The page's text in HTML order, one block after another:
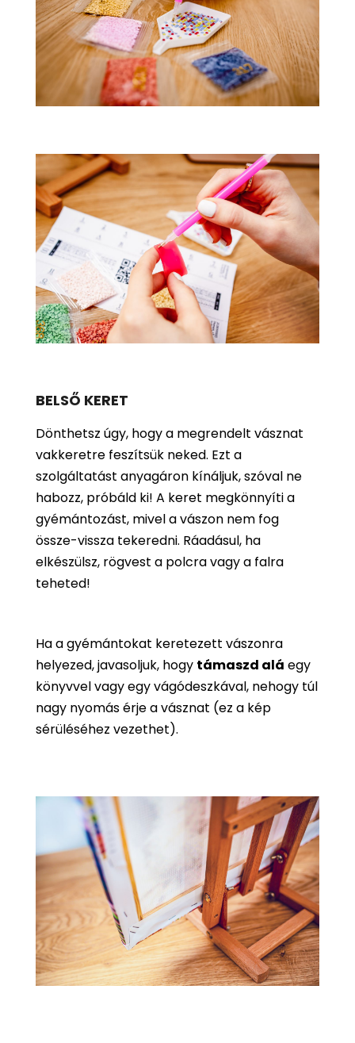
BELSŐ KERET
Dönthetsz úgy, hogy a megrendelt vásznat
vakkeretre feszítsük neked. Ezt a
szolgáltatást anyagáron kínáljuk, szóval ne
habozz, próbáld ki! A keret megkönnyíti a
gyémántozást, mivel a vászon nem fog
össze-vissza tekeredni. Ráadásul, ha
elkészülsz, rögvest a polcra vagy a falra
teheted!
Ha a gyémántokat keretezett vászonra
helyezed, javasoljuk, hogy támaszd alá egy
könyvvel vagy egy vágódeszkával, nehogy túl
nagy nyomás érje a vásznat (ez a kép
sérüléséhez vezethet).